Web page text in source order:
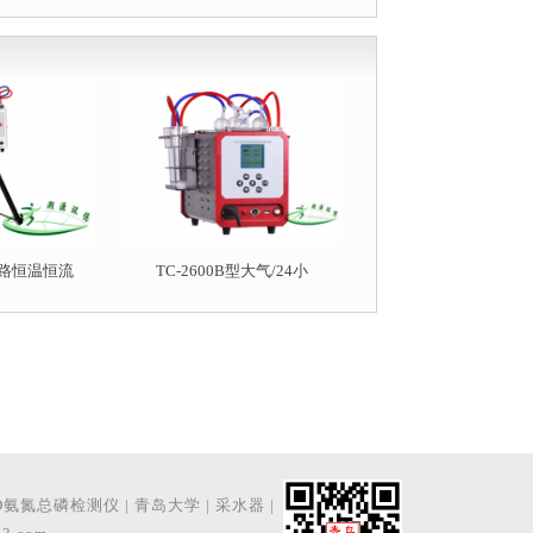
恒温恒流 TC-2600B型大气/24小
氨氮总磷检测仪 | 青岛大学 | 采水器 |